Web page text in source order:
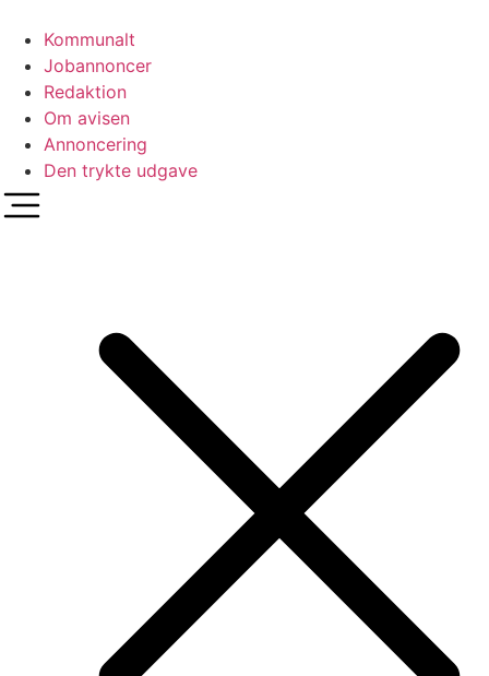
indhold
Kommunalt
Jobannoncer
Redaktion
Om avisen
Annoncering
Den trykte udgave